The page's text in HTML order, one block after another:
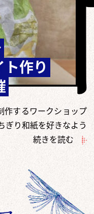
作り
作するワークショップ
ぎり和紙を好きなよう
続きを読む